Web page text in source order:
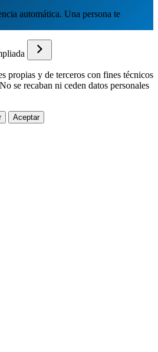
automática. Una persona te
propias y de terceros con fines técnicos
se recaban ni ceden datos personales
Aceptar